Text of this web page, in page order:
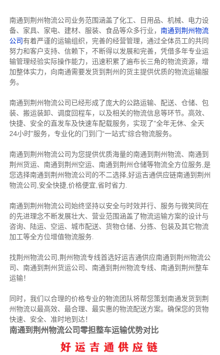
南通到荆州物流公司业务范围涵盖了化工、日用品、机械、电力设
备、家具、家电、建材、服装、食品等众多行业， 南通到荆州物流
公司有着严谨的运输组织，完善的经营管理，通过全体员工的共同
努力和客户支持、信赖下，不断得以发展和完善，凭借多年专业运
输管理经验实际操作能力，迅速积累了遍布长三角的物流资源，增
加整体实力，向南通需要发货到荆州的货主提供优质的物流运输服
务。
南通到荆州物流公司已经形成了庞大的公路运输、配送、仓储、包
装、搬运装卸、调度回程车，以及相关的物流信息等环节。高效、
快捷、安全的直发车及快速车配载服务，实现了“全年无休、全天
24小时”服务，专业化的门到门“一站式”综合物流服务。
南通到荆州物流公司为您提供优质海量的南通到荆州物流、南通到
荆州货运、南通到荆州空运、南通到荆州仓储等物流全方位服务,是
您选择南通到荆州物流公司的不二选择,好运吉通供应链南通到荆州
物流公司,安全快捷,价格便宜,省时省力.
南通到荆州物流公司始终坚持以安全与时效并行、服务与微笑同在
的先进理念不断发展壮大、营业范围涵盖了物流运输方案的设计与
咨询、陆运、空运、城市配送、货物仓储、分拣、包装及其它物流
加工等全方位增值物流服务.
找荆州物流公司,荆州物流专线首选好运吉通供应南通到荆州物流公
司、南通到荆州货运公司、南通到荆州物流专线、南通到荆州整车
运输！
同时，我们以合理的价格专业的物流团队将帮您策划南通发货到荆
州物流以最高效、最合理、最实惠的物流配送方案。确保您的货物
快速、安全、准时地到达！
南通到荆州物流公司零担整车运输优势对比